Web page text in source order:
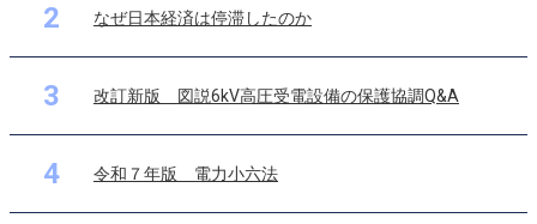
2 なぜ日本経済は停滞したのか
3 改訂新版 図説6kV高圧受電設備の保護協調Q&A
4 令和７年版 電力小六法